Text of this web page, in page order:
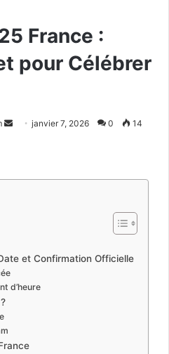
France :
pour Célébrer
Envoyerjanvier 7, 2026 0 14
et Confirmation Officielle
d’heure